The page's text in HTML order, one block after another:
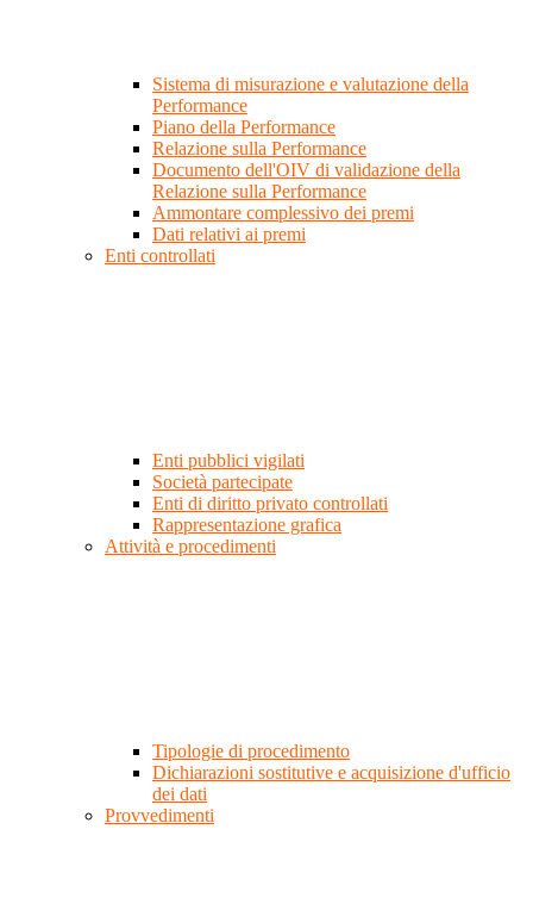
Sistema di misurazione e valutazione della
Performance
Piano della Performance
Relazione sulla Performance
Documento dell'OIV di validazione della
Relazione sulla Performance
Ammontare complessivo dei premi
Dati relativi ai premi
Enti controllati
Enti pubblici vigilati
Società partecipate
Enti di diritto privato controllati
Rappresentazione grafica
Attività e procedimenti
Tipologie di procedimento
Dichiarazioni sostitutive e acquisizione d'ufficio
dei dati
Provvedimenti